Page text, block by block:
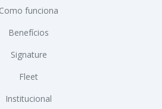
Como funciona
Benefícios
Signature
Fleet
Institucional